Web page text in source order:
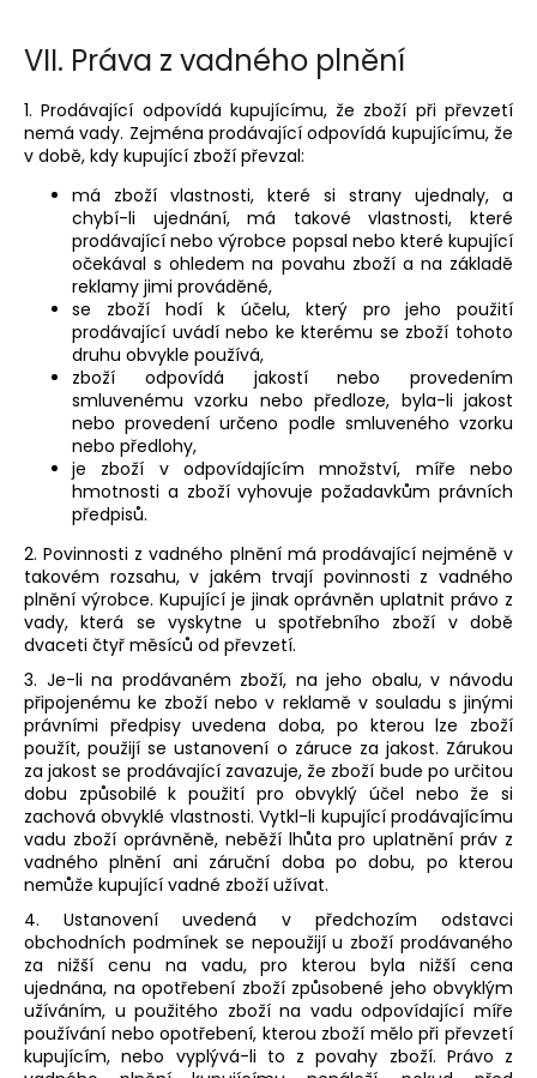
VII. Práva z vadného plnění
1. Prodávající odpovídá kupujícímu, že zboží při převzetí
nemá vady. Zejména prodávající odpovídá kupujícímu, že
v době, kdy kupující zboží převzal:
má zboží vlastnosti, které si strany ujednaly, a
chybí-li ujednání, má takové vlastnosti, které
prodávající nebo výrobce popsal nebo které kupující
očekával s ohledem na povahu zboží a na základě
reklamy jimi prováděné,
se zboží hodí k účelu, který pro jeho použití
prodávající uvádí nebo ke kterému se zboží tohoto
druhu obvykle používá,
zboží odpovídá jakostí nebo provedením
smluvenému vzorku nebo předloze, byla-li jakost
nebo provedení určeno podle smluveného vzorku
nebo předlohy,
je zboží v odpovídajícím množství, míře nebo
hmotnosti a zboží vyhovuje požadavkům právních
předpisů.
2. Povinnosti z vadného plnění má prodávající nejméně v
takovém rozsahu, v jakém trvají povinnosti z vadného
plnění výrobce. Kupující je jinak oprávněn uplatnit právo z
vady, která se vyskytne u spotřebního zboží v době
dvaceti čtyř měsíců od převzetí.
3. Je-li na prodávaném zboží, na jeho obalu, v návodu
připojenému ke zboží nebo v reklamě v souladu s jinými
právními předpisy uvedena doba, po kterou lze zboží
použít, použijí se ustanovení o záruce za jakost. Zárukou
za jakost se prodávající zavazuje, že zboží bude po určitou
dobu způsobilé k použití pro obvyklý účel nebo že si
zachová obvyklé vlastnosti. Vytkl-li kupující prodávajícímu
vadu zboží oprávněně, neběží lhůta pro uplatnění práv z
vadného plnění ani záruční doba po dobu, po kterou
nemůže kupující vadné zboží užívat.
4. Ustanovení uvedená v předchozím odstavci
obchodních podmínek se nepoužijí u zboží prodávaného
za nižší cenu na vadu, pro kterou byla nižší cena
ujednána, na opotřebení zboží způsobené jeho obvyklým
užíváním, u použitého zboží na vadu odpovídající míře
používání nebo opotřebení, kterou zboží mělo při převzetí
kupujícím, nebo vyplývá-li to z povahy zboží. Právo z